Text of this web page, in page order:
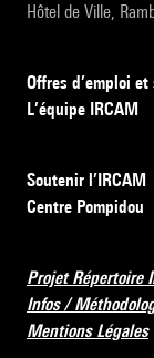
Hôtel de Ville,
Offres d’emploi et
L’équipe IRCAM
Soutenir l’IRCAM
Centre Pompidou
Projet Répertoire
Infos /
Mentions Légales